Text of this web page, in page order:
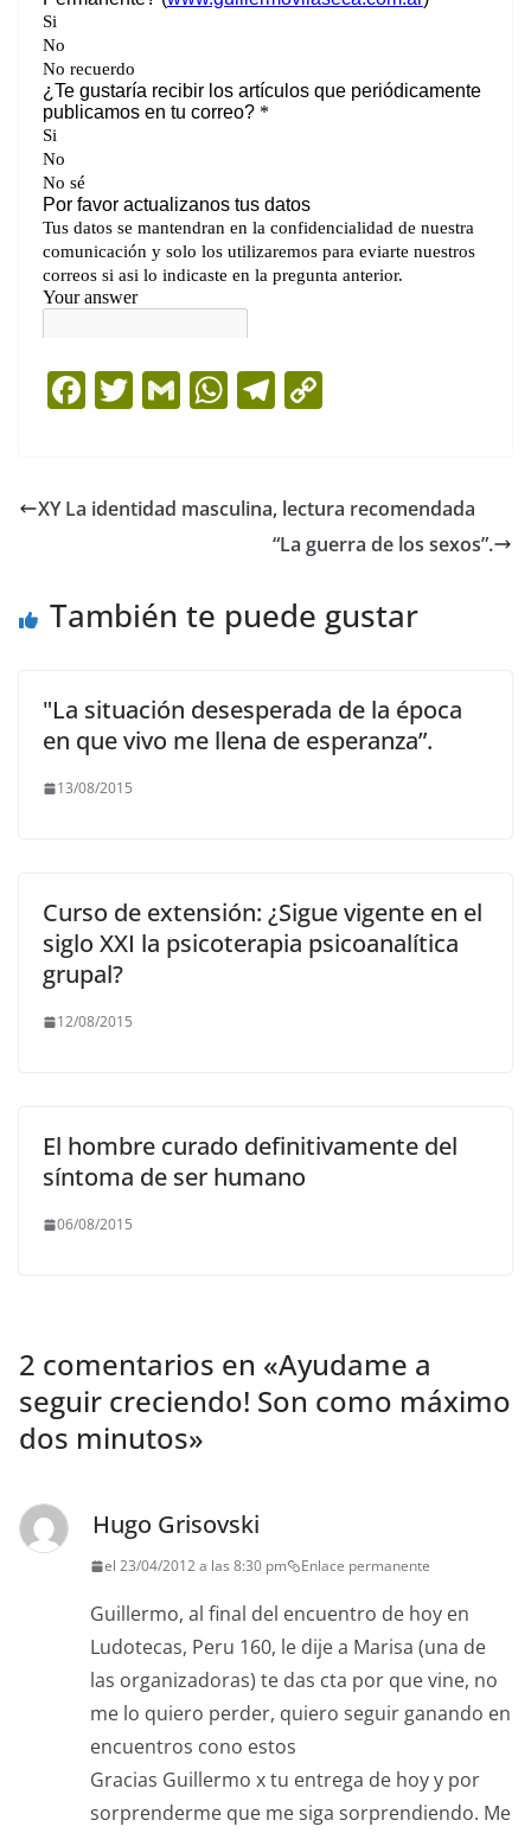
F
e
o
T
er
G
l
W
s
p
T
gr
a
y
Li
k
XY La identidad masculina, lectura recomendada
“La guerra de los sexos”.
También te puede gustar
"La situación desesperada de la época
en que vivo me llena de esperanza”.
13/08/2015
Curso de extensión: ¿Sigue vigente en el
siglo XXI la psicoterapia psicoanalítica
grupal?
12/08/2015
El hombre curado definitivamente del
síntoma de ser humano
06/08/2015
2 comentarios en «Ayudame a
seguir creciendo! Son como máximo
dos minutos»
Hugo Grisovski
el 23/04/2012 a las 8:30 pm Enlace permanente
Guillermo, al final del encuentro de hoy en
Ludotecas, Peru 160, le dije a Marisa (una de
las organizadoras) te das cta por que vine, no
me lo quiero perder, quiero seguir ganando en
encuentros cono estos
Gracias Guillermo x tu entrega de hoy y por
sorprenderme que me siga sorprendiendo. Me